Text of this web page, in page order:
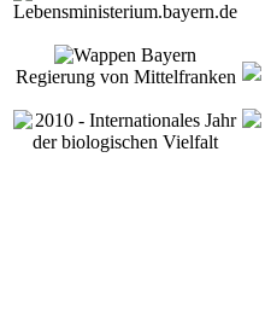
Regierung von Mittelfranken